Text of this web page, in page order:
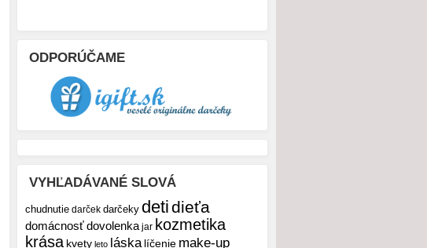
ODPORÚČAME
VYHĽADÁVANÉ SLOVÁ
chudnutie darček darčeky detidieťa
domácnosťdovolenka jar kozmetika
krása kvety leto láska líčenie make-up